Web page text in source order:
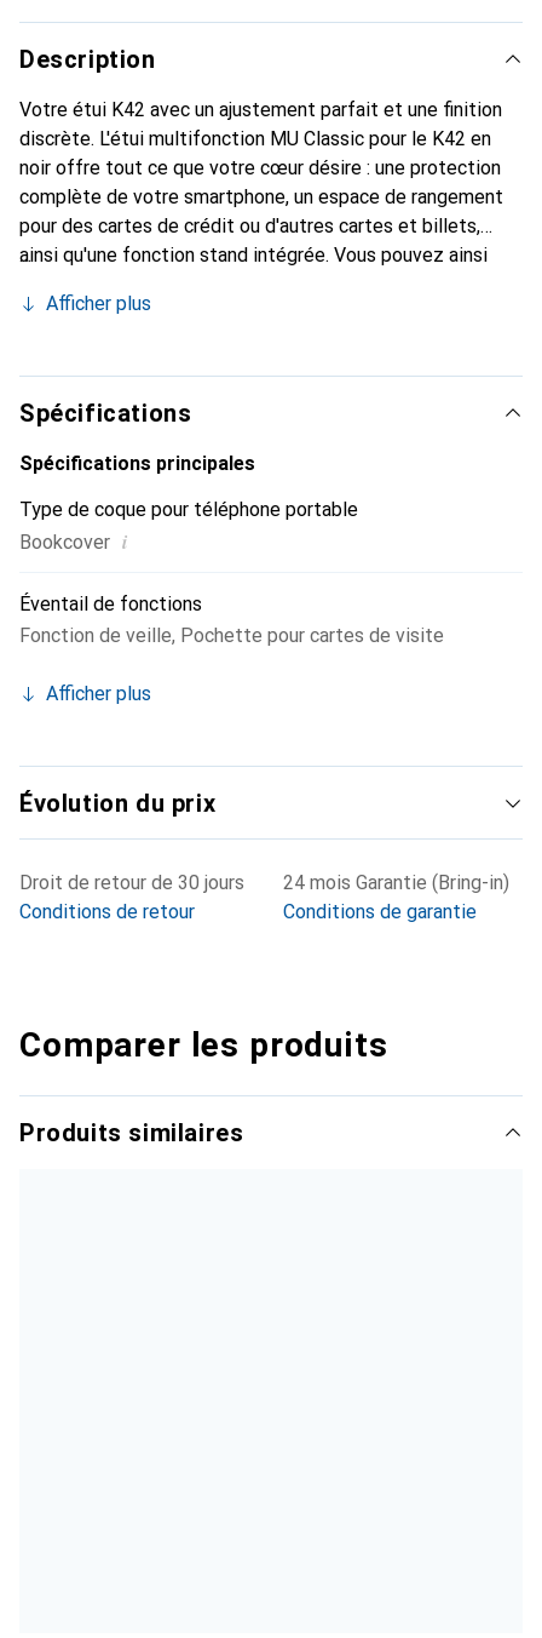
Description
Votre étui K42 avec un ajustement parfait et une finition
discrète. L'étui multifonction MU Classic pour le K42 en
noir offre tout ce que votre cœur désire : une protection
complète de votre smartphone, un espace de rangement
pour des cartes de crédit ou d'autres cartes et billets,
ainsi qu'une fonction stand intégrée. Vous pouvez ainsi
vidéos confortablement. En plus de ces fonctionnalités,
aspect classique en cuir. Grâce à la fermeture magnétique,
cet étui K42 protège votre appareil dans toutes les
situations. De plus, toutes les fonctions de votre
smartphone restent accessibles, et il est possible de
Afficher plus
Spécifications
Spécifications principales
Type de coque pour téléphone portable
Bookcover i
Éventail de fonctions
Fonction de veille, Pochette pour cartes de visite
Afficher plus
Évolution du prix
Droit de retour de 30 jours
Conditions de retour
24 mois Garantie (Bring-in)
Conditions de garantie
Comparer les produits
Produits similaires